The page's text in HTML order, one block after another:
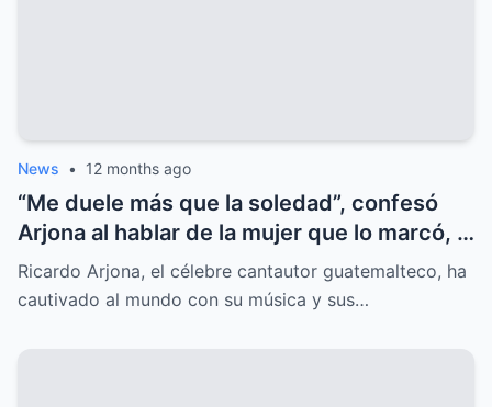
News • 12 months ago
“Me duele más que la soledad”, confesó
Arjona al hablar de la mujer que lo marcó, y
el secreto oculto salió a la luz.
Ricardo Arjona, el célebre cantautor guatemalteco, ha
cautivado al mundo con su música y sus…